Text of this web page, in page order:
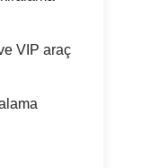
VIP araç